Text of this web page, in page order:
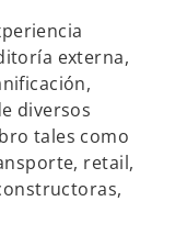
externa,
diversos
tales como
retail,